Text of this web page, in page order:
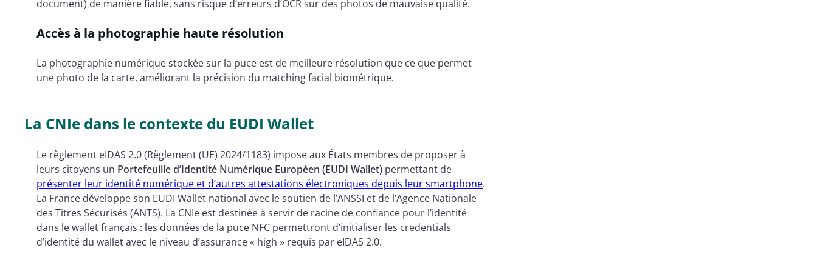
document) de manière fiable, sans risque d’erreurs d’OCR sur des photos de mauvaise qualité.
Accès à la photographie haute résolution
La photographie numérique stockée sur la puce est de meilleure résolution que ce que permet
une photo de la carte, améliorant la précision du matching facial biométrique.
La CNIe dans le contexte du EUDI Wallet
Le règlement eIDAS 2.0 (Règlement (UE) 2024/1183) impose aux États membres de proposer à
leurs citoyens un Portefeuille d’Identité Numérique Européen (EUDI Wallet) permettant de
présenter leur identité numérique et d’autres attestations électroniques depuis leur smartphone.
La France développe son EUDI Wallet national avec le soutien de l’ANSSI et de l’Agence Nationale
des Titres Sécurisés (ANTS). La CNIe est destinée à servir de racine de confiance pour l’identité
dans le wallet français : les données de la puce NFC permettront d’initialiser les credentials
d’identité du wallet avec le niveau d’assurance « high » requis par eIDAS 2.0.